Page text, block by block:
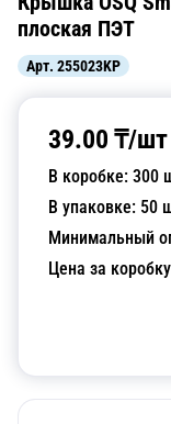
плоская ПЭТ
Арт. 255023KP
39.00 ₸/шт
В коробке: 300
В упаковке: 50
Минимальный
Цена за